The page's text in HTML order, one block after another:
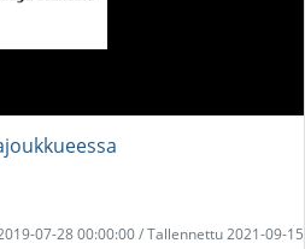
07-28 00:00:00 / Tallennettu 2021-09-15